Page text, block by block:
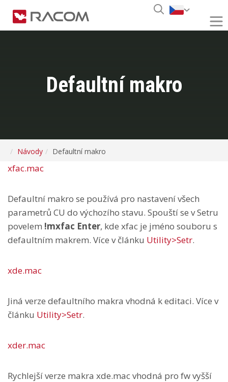
Defaultní makro
Návody Defaultní makro
xfac.mac
Defaultní makro se používá pro nastavení všech
parametrů CU do výchozího stavu. Spouští se v Setru
povelem !mxfac Enter, kde xfac je jméno souboru s
defaultním makrem. Více v článku Utility>Setr.
xde.mac
Jiná verze defaultního makra vhodná k editaci. Více v
článku Utility>Setr.
xder.mac
Rychlejší verze makra xde.mac vhodná pro fw vyšší